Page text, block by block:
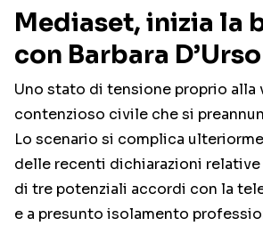
Mediaset, inizia la
con Barbara D’Urso
Uno stato di tensione proprio alla
contenzioso civile che si
Lo scenario si complica
delle recenti dichiarazioni
di tre potenziali accordi con la
e a presunto isolamento